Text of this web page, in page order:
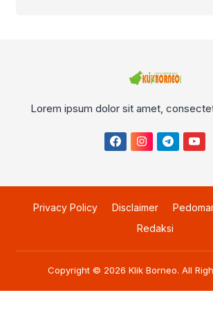
Lorem ipsum dolor sit amet,
Privacy Policy Disclaimer
Redaksi
Copyright © 2026 Klik Borneo. All